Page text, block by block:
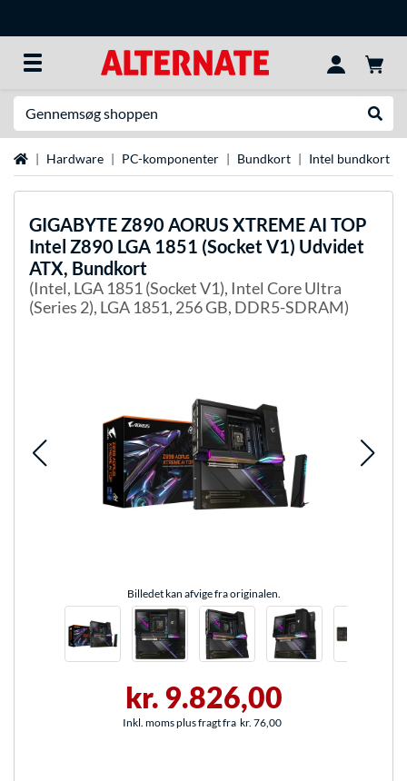
StartsideHardware PC-komponenter Bundkort Intel bundkort
GIGABYTEZ890 AORUS XTREME AI TOP
Intel Z890 LGA 1851 (Socket V1) Udvidet
ATX, Bundkort
(Intel, LGA 1851 (Socket V1), Intel Core Ultra
(Series 2), LGA 1851, 256 GB, DDR5-SDRAM)
Billedet kan afvige fra originalen.
kr. 9.826,00
Inkl. moms plus fragt fra kr. 76,00